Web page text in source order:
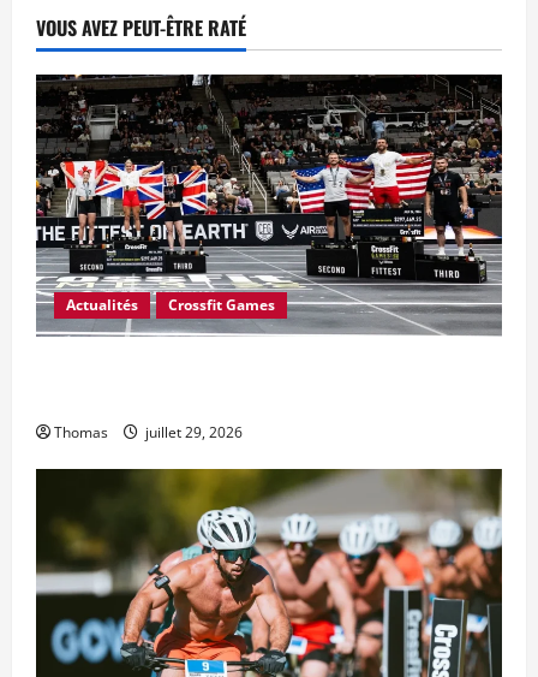
VOUS AVEZ PEUT-ÊTRE RATÉ
Actualités Crossfit Games
Thomas juillet 29, 2026